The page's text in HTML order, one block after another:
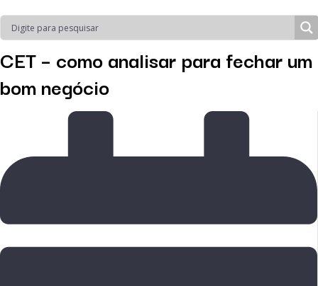
CET – como analisar para fechar um
bom negócio